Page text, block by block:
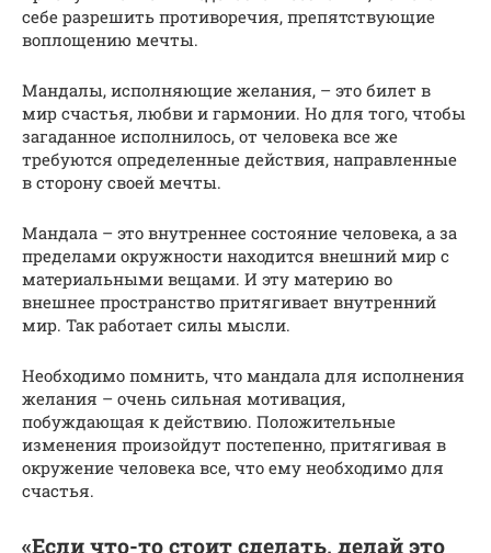
себе разрешить противоречия, препятствующие
воплощению мечты.
Мандалы, исполняющие желания, – это билет в
мир счастья, любви и гармонии. Но для того, чтобы
загаданное исполнилось, от человека все же
требуются определенные действия, направленные
в сторону своей мечты.
Мандала – это внутреннее состояние человека, а за
пределами окружности находится внешний мир с
материальными вещами. И эту материю во
внешнее пространство притягивает внутренний
мир. Так работает силы мысли.
Необходимо помнить, что мандала для исполнения
желания – очень сильная мотивация,
побуждающая к действию. Положительные
изменения произойдут постепенно, притягивая в
окружение человека все, что ему необходимо для
счастья.
«Если что-то стоит сделать, делай это